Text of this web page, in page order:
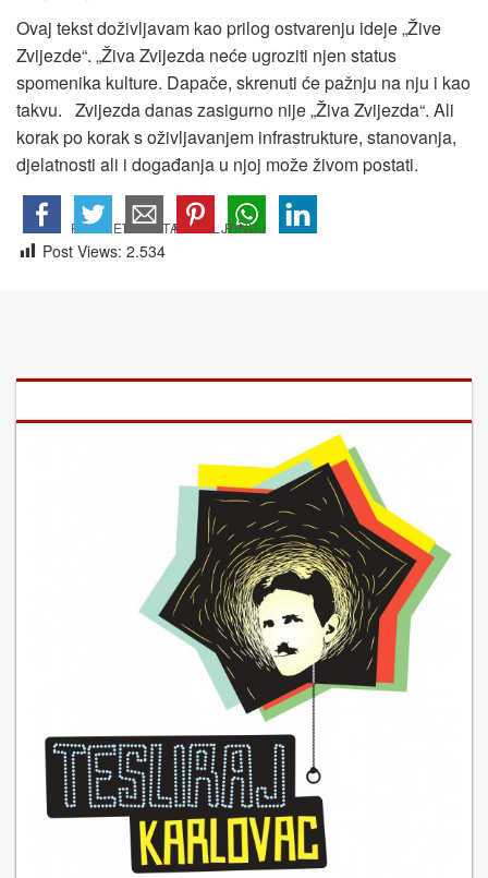
Ovaj tekst doživljavam kao prilog ostvarenju ideje „Žive
Zvijezde“. „Živa Zvijezda neće ugroziti njen status
spomenika kulture. Dapače, skrenuti će pažnju na nju i kao
takvu. Zvijezda danas zasigurno nije „Živa Zvijezda“. Ali
korak po korak s oživljavanjem infrastrukture, stanovanja,
djelatnosti ali i događanja u njoj može živom postati.
Post Views: 2.534